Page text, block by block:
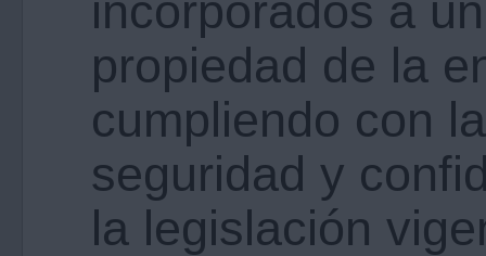
incorporados a
propiedad de la
cumpliendo con
seguridad y
la legislación